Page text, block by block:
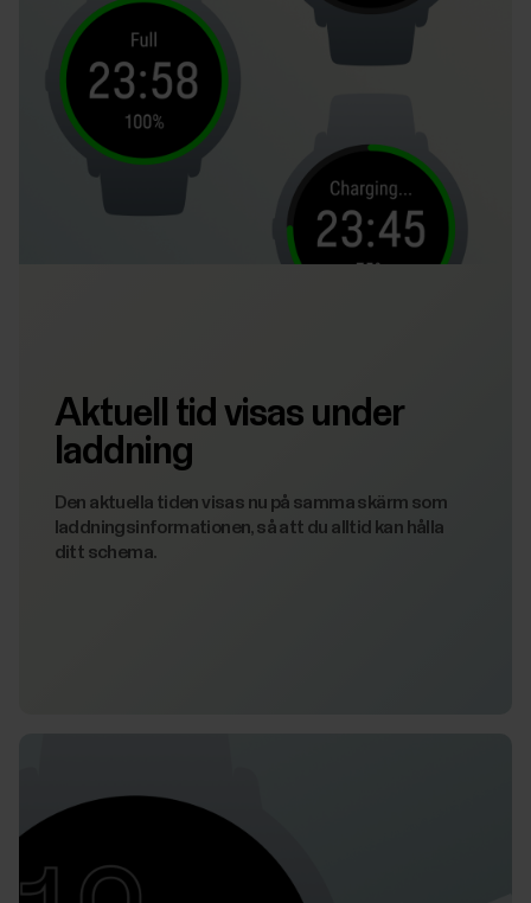
Aktuell tid visas under
laddning
Den aktuella tiden visas nu på samma skärm som
laddningsinformationen, så att du alltid kan hålla
ditt schema.